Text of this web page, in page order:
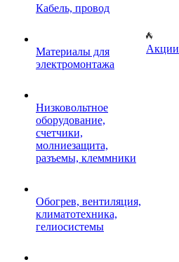
Кабель, провод
Материалы для
электромонтажа
Низковольтное
оборудование,
счетчики,
молниезащита,
разъемы, клеммники
Обогрев, вентиляция,
климатотехника,
гелиосистемы
Акции